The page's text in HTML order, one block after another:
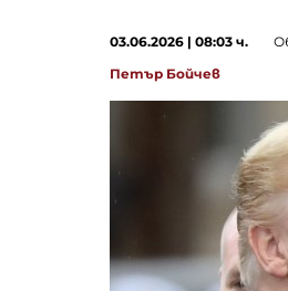
03.06.2026 | 08:03 ч.
Петър Бойчев